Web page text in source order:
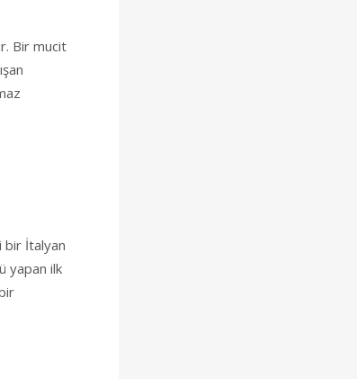
Bir mucit
bir İtalyan
yapan ilk